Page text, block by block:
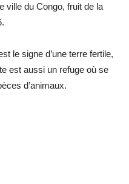
ville du Congo, fruit de la
le signe d’une terre fertile,
est aussi un refuge où se
d’animaux.